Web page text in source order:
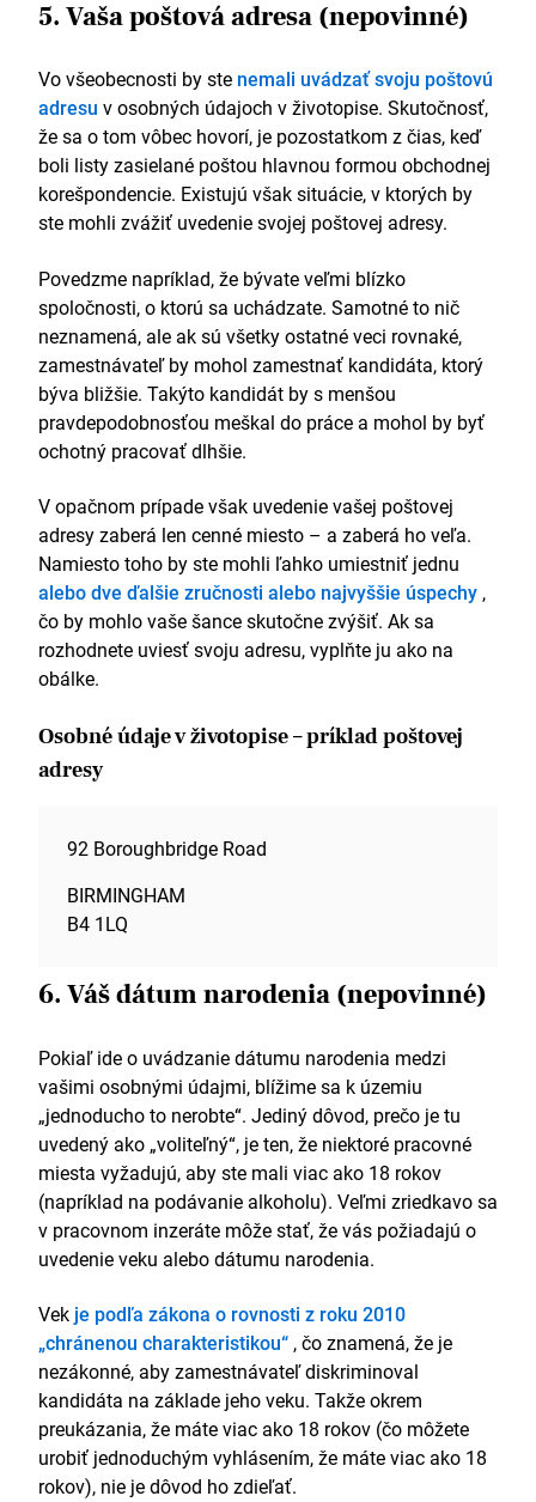
5. Vaša poštová adresa (nepovinné)
Vo všeobecnosti by ste nemali uvádzať svoju poštovú
adresu v osobných údajoch v životopise. Skutočnosť,
že sa o tom vôbec hovorí, je pozostatkom z čias, keď
boli listy zasielané poštou hlavnou formou obchodnej
korešpondencie. Existujú však situácie, v ktorých by
ste mohli zvážiť uvedenie svojej poštovej adresy.
Povedzme napríklad, že bývate veľmi blízko
spoločnosti, o ktorú sa uchádzate. Samotné to nič
neznamená, ale ak sú všetky ostatné veci rovnaké,
zamestnávateľ by mohol zamestnať kandidáta, ktorý
býva bližšie. Takýto kandidát by s menšou
pravdepodobnosťou meškal do práce a mohol by byť
ochotný pracovať dlhšie.
V opačnom prípade však uvedenie vašej poštovej
adresy zaberá len cenné miesto – a zaberá ho veľa.
Namiesto toho by ste mohli ľahko umiestniť jednu
alebo dve ďalšie zručnosti alebo najvyššie úspechy ,
čo by mohlo vaše šance skutočne zvýšiť. Ak sa
rozhodnete uviesť svoju adresu, vyplňte ju ako na
obálke.
Osobné údaje v životopise – príklad poštovej
adresy
92 Boroughbridge Road
BIRMINGHAM
B4 1LQ
6. Váš dátum narodenia (nepovinné)
Pokiaľ ide o uvádzanie dátumu narodenia medzi
vašimi osobnými údajmi, blížime sa k územiu
„jednoducho to nerobte“. Jediný dôvod, prečo je tu
uvedený ako „voliteľný“, je ten, že niektoré pracovné
miesta vyžadujú, aby ste mali viac ako 18 rokov
(napríklad na podávanie alkoholu). Veľmi zriedkavo sa
v pracovnom inzeráte môže stať, že vás požiadajú o
uvedenie veku alebo dátumu narodenia.
Vek je podľa zákona o rovnosti z roku 2010
„chránenou charakteristikou“ , čo znamená, že je
nezákonné, aby zamestnávateľ diskriminoval
kandidáta na základe jeho veku. Takže okrem
preukázania, že máte viac ako 18 rokov (čo môžete
urobiť jednoduchým vyhlásením, že máte viac ako 18
rokov), nie je dôvod ho zdieľať.